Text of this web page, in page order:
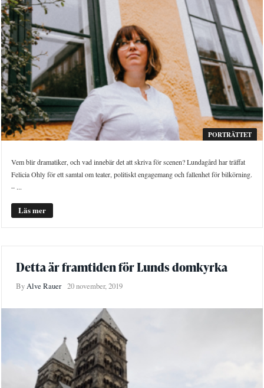
PORTRÄTTET
Vem blir dramatiker, och vad innebär det att skriva för scenen? Lundagård har träffat
Felicia Ohly för ett samtal om teater, politiskt engagemang och fallenhet för bilkörning.
– ...
Läs mer
Detta är framtiden för Lunds domkyrka
ByAlve Rauer 20 november, 2019